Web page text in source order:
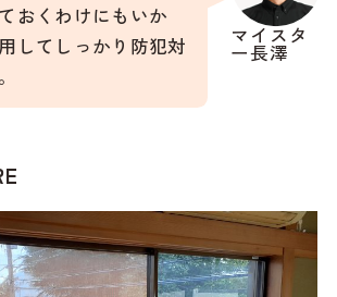
マイスタ
ー長澤
おくわけにもいか
してしっかり防犯対